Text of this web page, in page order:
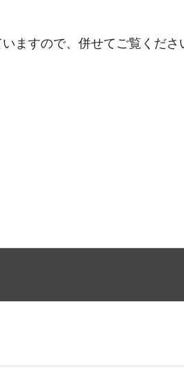
ますので、併せてご覧くださ